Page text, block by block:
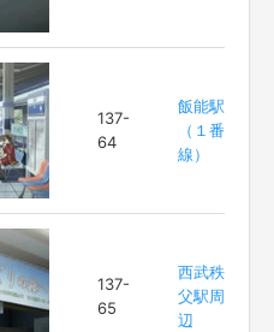
137-
64
飯能駅
（１番
線）
137-
65
西武秩
父駅周
辺